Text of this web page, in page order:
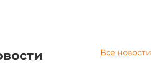
Все новости